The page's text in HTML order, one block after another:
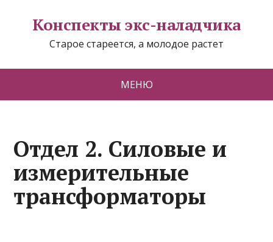
Конспекты экс-наладчика
Старое стареется, а молодое растет
МЕНЮ
Отдел 2. Силовые и
измерительные
трансформаторы